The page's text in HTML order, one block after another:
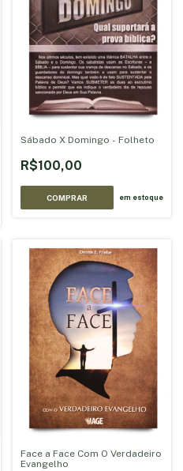
Sábado X Domingo - Folheto
R$100,00
COMPRAR em estoque
Face a Face Com O Verdadeiro
Evangelho